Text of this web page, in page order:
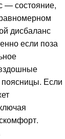
— состояние,
дисбаланс
если поза
поясницы. Если